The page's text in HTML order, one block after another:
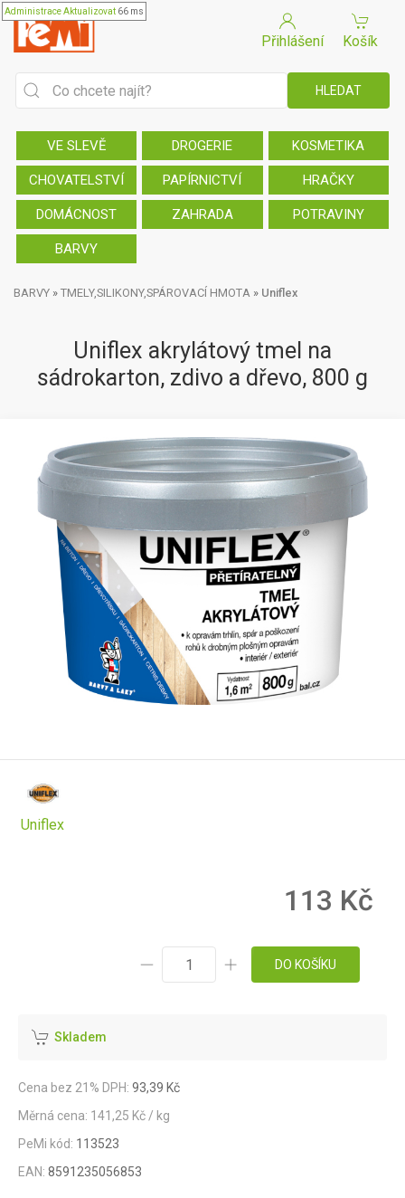
AdministraceAktualizovat 66 ms
Přihlášení Košík
VE SLEVĚ DROGERIE KOSMETIKA
CHOVATELSTVÍ PAPÍRNICTVÍ HRAČKY
DOMÁCNOST ZAHRADA POTRAVINY
BARVY
BARVY » TMELY,SILIKONY,SPÁROVACÍ HMOTA » Uniflex
Uniflex akrylátový tmel na
sádrokarton, zdivo a dřevo, 800 g
Uniflex
113 Kč
DO KOŠÍKU
Skladem
Cena bez 21% DPH: 93,39 Kč
Měrná cena: 141,25 Kč / kg
PeMi kód: 113523
EAN: 8591235056853